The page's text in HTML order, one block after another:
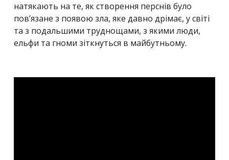
натякають на те, як створення перснів було
пов’язане з появою зла, яке давно дрімає, у світі
та з подальшими труднощами, з якими люди,
ельфи та гноми зіткнуться в майбутньому.